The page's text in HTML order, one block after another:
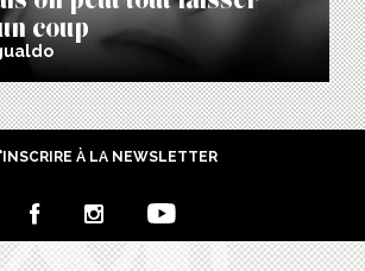
coup
À LA NEWSLETTER